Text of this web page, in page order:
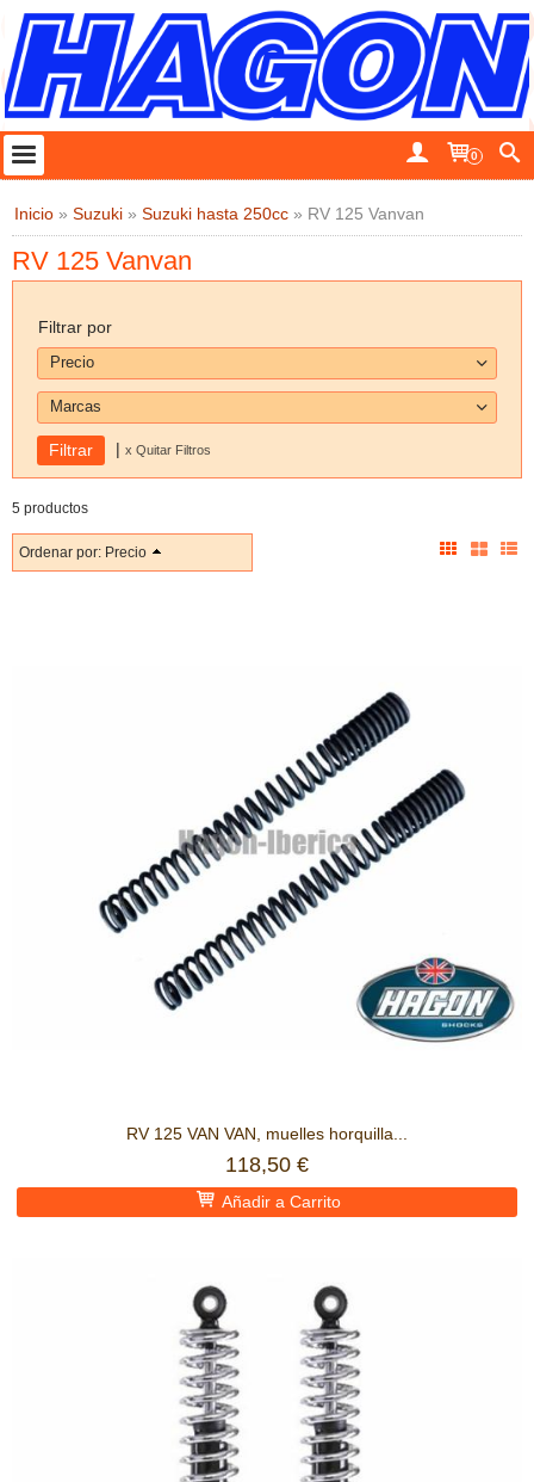
0
Inicio » Suzuki » Suzuki hasta 250cc » RV 125 Vanvan
RV 125 Vanvan
Filtrar por
Precio
Marcas
| x Quitar Filtros
5 productos
Ordenar por: Precio
RV 125 VAN VAN, muelles horquilla...
118,50 €
Añadir a Carrito